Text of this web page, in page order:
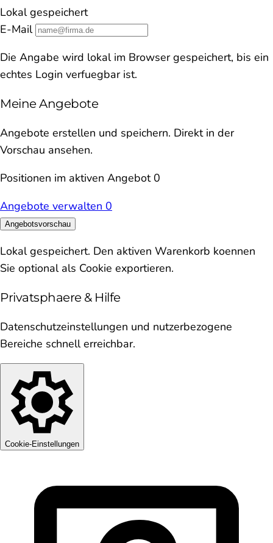
Lokal gespeichert
E-Mail
Die Angabe wird lokal im Browser gespeichert, bis ein
echtes Login verfuegbar ist.
Meine Angebote
Angebote erstellen und speichern. Direkt in der
Vorschau ansehen.
Positionen im aktiven Angebot 0
Angebote verwalten 0
Angebotsvorschau
Lokal gespeichert. Den aktiven Warenkorb koennen
Sie optional als Cookie exportieren.
Privatsphaere & Hilfe
Datenschutzeinstellungen und nutzerbezogene
Bereiche schnell erreichbar.
Cookie-Einstellungen